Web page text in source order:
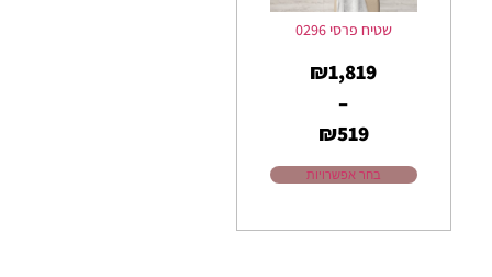
שטיח פרסי 0296
₪519
–
₪1,819
בחר אפשרויות